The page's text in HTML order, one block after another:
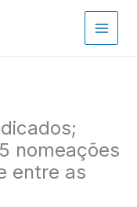
nomeações
entre as